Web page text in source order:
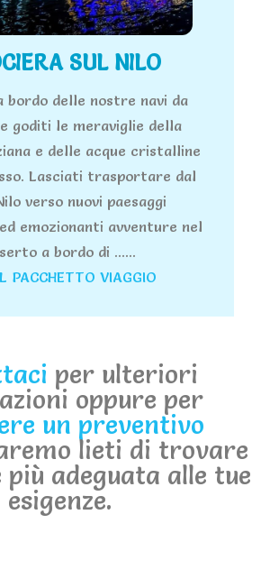
SUL NILO
bordo delle nostre navi da
goditi le meraviglie della
e delle acque cristalline
Lasciati trasportare dal
verso nuovi paesaggi
emozionanti avventure nel
a bordo di ......
PACCHETTO VIAGGIO
per ulteriori
oppure per
un preventivo
lieti di trovare
più adeguata alle tue
esigenze.